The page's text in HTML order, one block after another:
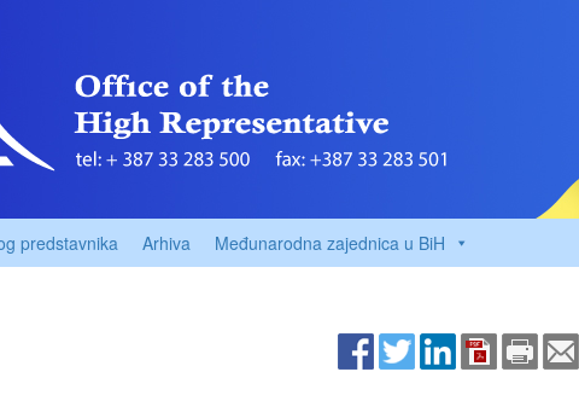
predstavnika Arhiva Međunarodna zajednica u BiH